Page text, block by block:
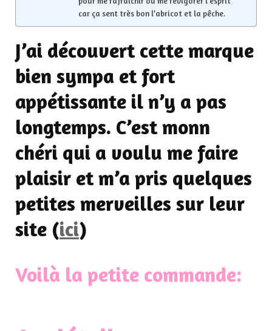
car ça sent très bon l’abricot et la pêche.
J’ai découvert cette marque
bien sympa et fort
appétissante il n’y a pas
longtemps. C’est monn
chéri qui a voulu me faire
plaisir et m’a pris quelques
petites merveilles sur leur
site (ici)
Voilà la petite commande: